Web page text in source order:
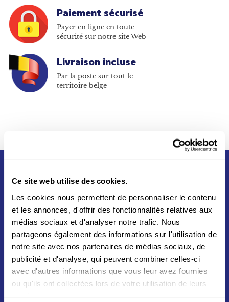
Ce site web utilise des cookies.
Les cookies nous permettent de personnaliser le contenu
et les annonces, d'offrir des fonctionnalités relatives aux
médias sociaux et d'analyser notre trafic. Nous
partageons également des informations sur l'utilisation de
notre site avec nos partenaires de médias sociaux, de
publicité et d'analyse, qui peuvent combiner celles-ci
avec d'autres informations que vous leur avez fournies
ou qu'ils ont collectées lors de votre utilisation de leurs
Paiement sécurisé
Payer en ligne en toute
sécurité sur notre site Web
Livraison incluse
Par la poste sur tout le
territoire belge
Né du partenariat entre La Poste et Swiss Post en
2012, Asendia s'appuie sur un réseau mondial vers
plus de 200 destinations aux quatres coins du
monde